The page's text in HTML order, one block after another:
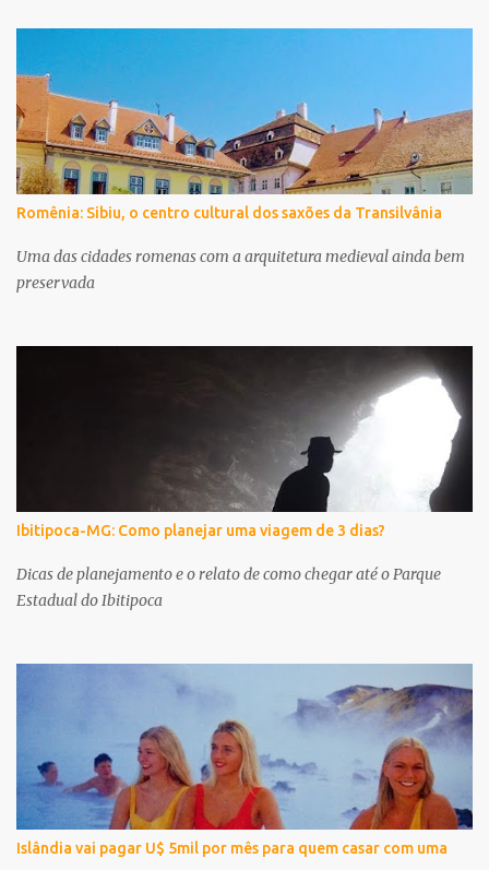
Romênia: Sibiu, o centro cultural dos saxões da Transilvânia
Uma das cidades romenas com a arquitetura medieval ainda bem
preservada
Ibitipoca-MG: Como planejar uma viagem de 3 dias?
Dicas de planejamento e o relato de como chegar até o Parque
Estadual do Ibitipoca
Islândia vai pagar U$ 5mil por mês para quem casar com uma